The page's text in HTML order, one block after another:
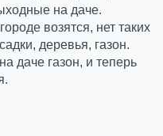
на даче.
возятся, нет таких
деревья, газон.
даче газон, и теперь